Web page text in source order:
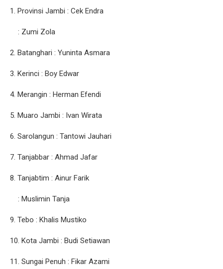
1. Provinsi Jambi : Cek Endra
: Zumi Zola
2. Batanghari : Yuninta Asmara
3. Kerinci : Boy Edwar
4. Merangin : Herman Efendi
5. Muaro Jambi : Ivan Wirata
6. Sarolangun : Tantowi Jauhari
7. Tanjabbar : Ahmad Jafar
8. Tanjabtim : Ainur Farik
: Muslimin Tanja
9. Tebo : Khalis Mustiko
10. Kota Jambi : Budi Setiawan
11. Sungai Penuh : Fikar Azami